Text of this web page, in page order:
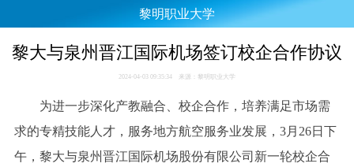
黎明职业大学
黎大与泉州晋江国际机场签订校企合作协议
2024-04-03 09:35:34 来源：黎明职业大学
为进一步深化产教融合、校企合作，培养满足市场需
求的专精技能人才，服务地方航空服务业发展，3月26日下
午，黎大与泉州晋江国际机场股份有限公司新一轮校企合